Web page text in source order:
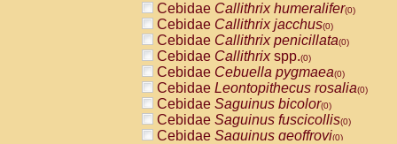
Cebidae Callithrix humeralifer(0)
Cebidae Callithrix jacchus(0)
Cebidae Callithrix penicillata(0)
Cebidae Callithrixspp.(0)
Cebidae Cebuella pygmaea(0)
Cebidae Leontopithecus rosalia(0)
Cebidae Saguinus bicolor(0)
Cebidae Saguinus fuscicollis(0)
Cebidae Saguinus geoffroyi(0)